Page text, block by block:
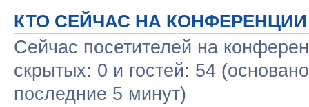
КТО СЕЙЧАС НА КОНФЕРЕНЦИИ
Сейчас посетителей на
скрытых: 0 и гостей: 54
последние 5 минут)